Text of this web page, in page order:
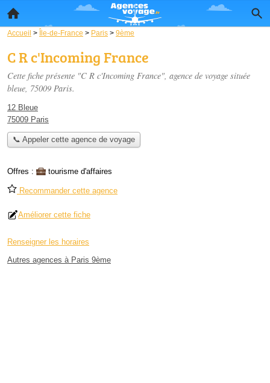
Accueil > Île-de-France > Paris > 9ème
C R c'Incoming France
Cette fiche présente "C R c'Incoming France", agence de voyage située
bleue, 75009 Paris.
12 Bleue
75009 Paris
📞 Appeler cette agence de voyage
Offres : tourisme d'affaires
Recommander cette agence
Améliorer cette fiche
Renseigner les horaires
Autres agences à Paris 9ème